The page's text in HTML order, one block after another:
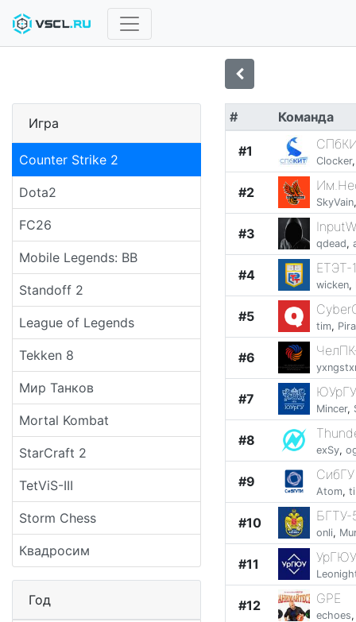
Игра
Counter Strike 2
Dota2
FC26
Mobile Legends: BB
Standoff 2
League of Legends
Tekken 8
Мир Танков
Mortal Kombat
StarCraft 2
TetViS-III
Storm Chess
Квадросим
Год
# Команда
#1
Clocker
#2
SkyVain
#3
qdead,
#4 ЕТЭТ-
wicken,
#5
tim,
#6
#7
Mincer,
#8
exSy,
#9
Atom,
#10 БГТУ-
onli,
#11
#12 GPE
echoes